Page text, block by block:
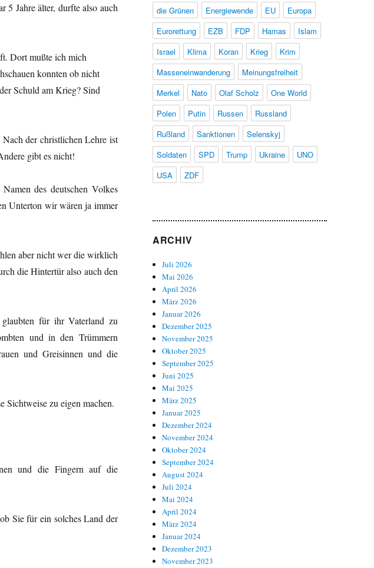
5 Jahre älter, durfte also auch
Dort mußte ich mich
konnten ob nicht
Schuld am Krieg? Sind
der christlichen Lehre ist
gibt es nicht!
des deutschen Volkes
Unterton wir wären ja immer
aber nicht wer die wirklich
die Hintertür also auch den
für ihr Vaterland zu
und in den Trümmern
und Greisinnen und die
Sichtweise zu eigen machen.
und die Fingern auf die
Sie für ein solches Land der
die Grünen
Energiewende EU
Europa
Eurorettung
EZB FDP Hamas
Islam
Israel
Klima Koran Krieg
Krim
Masseneinwanderung
Meinungsfreiheit
Merkel
Nato Olaf Scholz
One World
Polen
Putin Russen
Russland
Rußland
Sanktionen
Selenskyj
Soldaten
SPD Trump Ukraine
UNO
USA
ZDF
ARCHIV
Juli 2026
Mai 2026
April 2026
März 2026
Januar 2026
Dezember 2025
November 2025
Oktober 2025
September 2025
Juni 2025
Mai 2025
März 2025
Januar 2025
Dezember 2024
November 2024
Oktober 2024
September 2024
August 2024
Juli 2024
Mai 2024
April 2024
März 2024
Januar 2024
Dezember 2023
November 2023